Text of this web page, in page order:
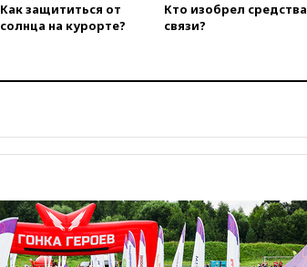
белорусов покупать избы в
селах
авиатоплива в Европу
миграционного кризиса
03:30
В Минстрое сравнили
качество жилья в Нью-Йорке и
Как защититься от
солнца на курорте?
Кто изобрел средства
связи?